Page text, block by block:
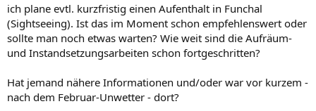
ich plane evtl. kurzfristig einen Aufenthalt in Funchal
(Sightseeing). Ist das im Moment schon empfehlenswert oder
sollte man noch etwas warten? Wie weit sind die Aufräum-
und Instandsetzungsarbeiten schon fortgeschritten?
Hat jemand nähere Informationen und/oder war vor kurzem -
nach dem Februar-Unwetter - dort?